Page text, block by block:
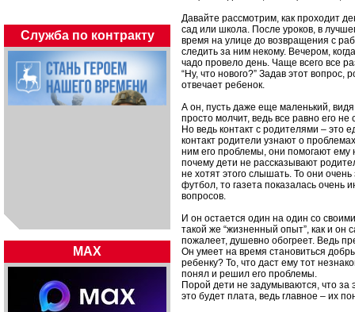
Служба по контракту
MAX
Давайте рассмотрим, как проходит
сад или школа. После уроков, в
время на улице до возвращения с
следить за ним некому. Вечером,
чадо провело день. Чаще всего все
“Ну, что нового?” Задав этот
отвечает ребенок.
А он, пусть даже еще маленький,
просто молчит, ведь все равно его не
Но ведь контакт с родителями – это
контакт родители узнают о
ним его проблемы, они помогают ему
почему дети не рассказывают
не хотят этого слышать. То они
футбол, то газета показалась очень
вопросов.
И он остается один на один со
такой же “жизненный опыт”, как и он
пожалеет, душевно обогреет. Ведь
Он умеет на время становиться
ребенку? То, что даст ему тот
понял и решил его проблемы.
Порой дети не задумываются, что за
это будет плата, ведь главное – их